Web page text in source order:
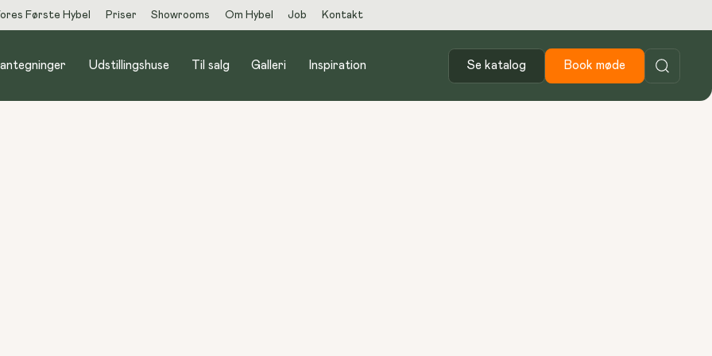
Første Hybel Priser Showrooms Om Hybel Job Kontakt
Udstillingshuse Til salg Galleri Inspiration Se katalog Book møde